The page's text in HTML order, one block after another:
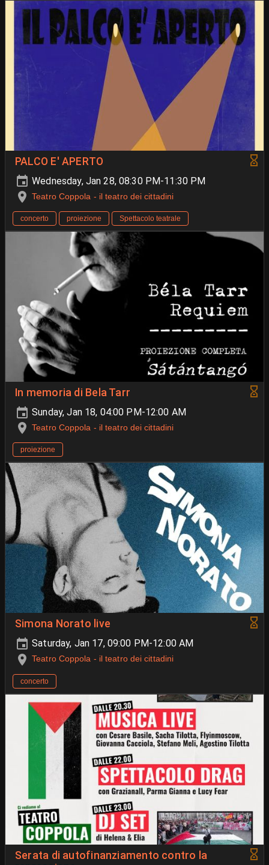
PALCO E' APERTO
Wednesday, Jan 28, 08:30 PM-11:30 PM
Teatro Coppola - il teatro dei cittadini
concerto proiezione Spettacolo teatrale
In memoria di Bela Tarr
Sunday, Jan 18, 04:00 PM-12:00 AM
Teatro Coppola - il teatro dei cittadini
proiezione
Simona Norato live
Saturday, Jan 17, 09:00 PM-12:00 AM
Teatro Coppola - il teatro dei cittadini
concerto
Serata di autofinanziamento contro la